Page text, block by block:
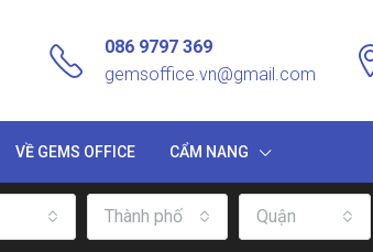
086 9797 369
gemsoffice.vn@gmail.com
VỀ GEMS OFFICE CẨM NANG
Thành phố Quận